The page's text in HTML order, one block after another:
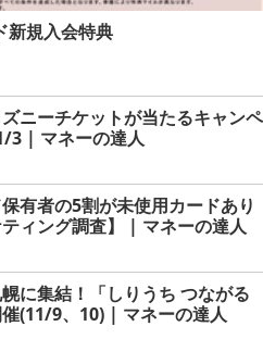
新規入会特典
ニーチケットが当たるキャンペ
| マネーの達人
有者の5割が未使用カードあり
ティング調査】 | マネーの達人
に集結！「しりうち つながる
(11/9、10) | マネーの達人